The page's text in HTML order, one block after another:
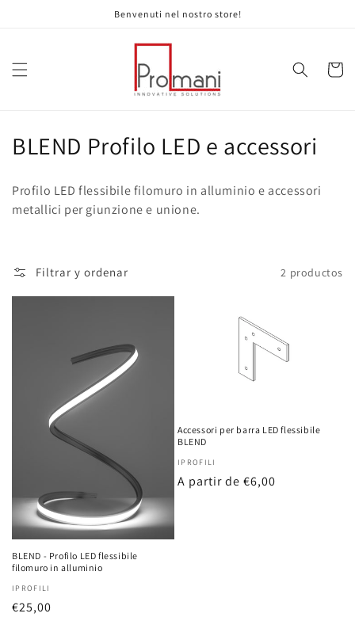
Benvenuti nel nostro store!
Carrito
C
l
c
c
BLEND Profilo LED e accessori
Profilo LED flessibile filomuro in alluminio e accessori
metallici per giunzione e unione.
Filtrar y ordenar 2 productos
BLEND - Profilo LED flessibile
filomuro in alluminio
Proveedor:
IPROFILI
Precio
€25,00
Accessori per barra LED flessibile
BLEND
Proveedor:
IPROFILI
Precio
A partir de €6,00